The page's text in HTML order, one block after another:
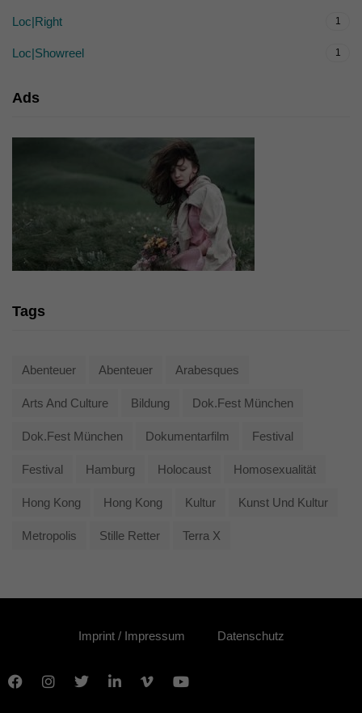
Loc|Right 1
Loc|Showreel 1
Ads
Tags
Abenteuer Abenteuer Arabesques
Arts And Culture Bildung Dok.fest München
Dok.fest München Dokumentarfilm Festival
Festival Hamburg Holocaust Homosexualität
Hong Kong Hong Kong Kultur Kunst Und Kultur
Metropolis Stille Retter Terra X
Imprint / Impressum Datenschutz